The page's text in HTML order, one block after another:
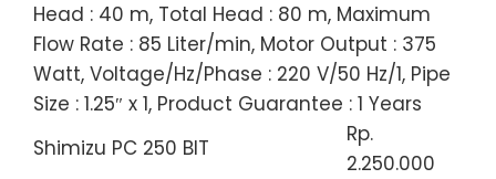
Head : 40 m, Total Head : 80 m, Maximum
Flow Rate : 85 Liter/min, Motor Output : 375
Watt, Voltage/Hz/Phase : 220 V/50 Hz/1, Pipe
Size : 1.25″ x 1, Product Guarantee : 1 Years
Shimizu PC 250 BIT
Rp.
2.250.000